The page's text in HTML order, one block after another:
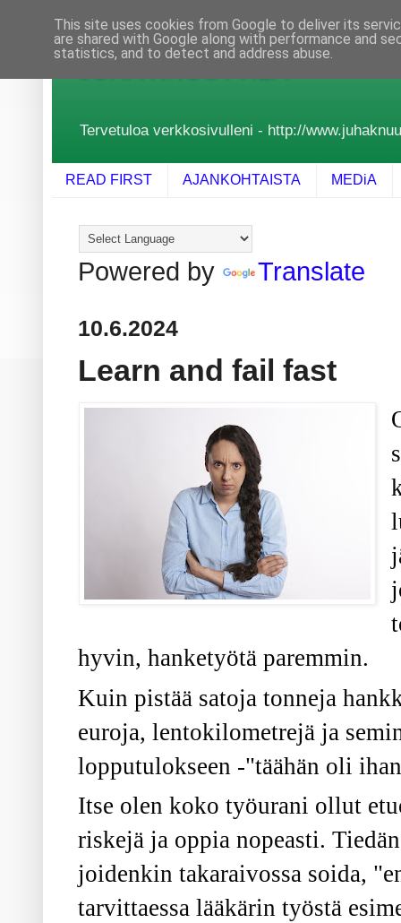
JUHA KNUUTTILA
Tervetuloa verkkosivulleni - http://
READ FIRST AJANKOHTAISTA MEDiA
Powered by Translate
10.6.2024
Learn and fail fast
hyvin, hanketyötä paremmin.
Kuinpistää satoja tonneja
euroja, lentokilometrejä ja
lopputulokseen -"täähän oli
Itse olen koko työurani ollut
riskejä ja oppia nopeasti.
joidenkin takaraivossa soida,
tarvittaessa lääkärin työstä
This site uses cookies from Google to deliver its
are shared with Google along with performance and
statistics, and to detect and address abuse.